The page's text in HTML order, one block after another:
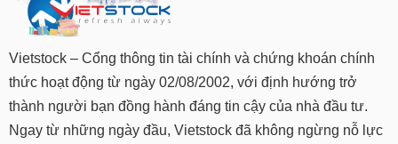
Vietstock – Cổng thông tin tài chính và chứng khoán chính
thức hoạt động từ ngày 02/08/2002, với định hướng trở
thành người bạn đồng hành đáng tin cậy của nhà đầu tư.
Ngay từ những ngày đầu, Vietstock đã không ngừng nỗ lực